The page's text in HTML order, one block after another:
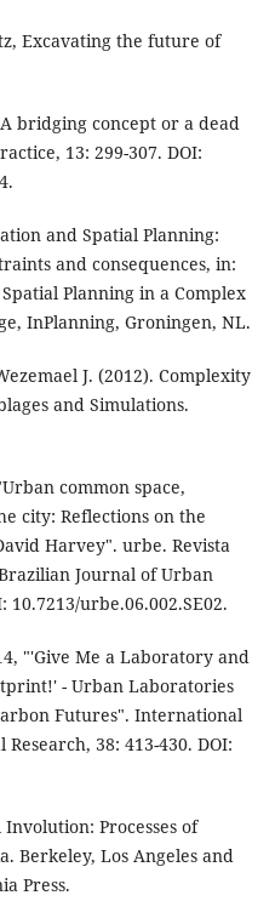
Excavating the future of
bridging concept or a dead
13: 299-307. DOI:
and Spatial Planning:
and consequences, in:
Planning in a Complex
InPlanning, Groningen, NL.
J. (2012). Complexity
and Simulations.
common space,
city: Reflections on the
Harvey". urbe. Revista
Journal of Urban
10.7213/urbe.06.002.SE02.
"'Give Me a Laboratory and
- Urban Laboratories
Futures". International
38: 413-430. DOI:
Processes of
Berkeley, Los Angeles and
Press.